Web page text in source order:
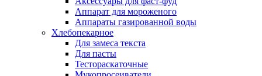
Аппарат для мороженого
Аппараты газированной воды
Хлебопекарное
Для замеса текста
Для пасты
Тестораскаточные